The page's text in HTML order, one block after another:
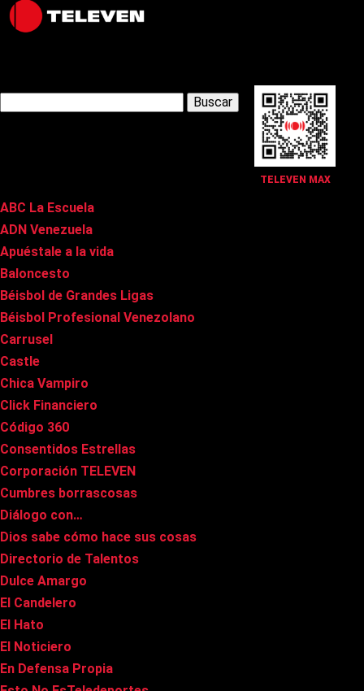
TELEVEN MAX
Latest Posts
ABC La Escuela
ADN Venezuela
Apuéstale a la vida
Baloncesto
Béisbol de Grandes Ligas
Béisbol Profesional Venezolano
Carrusel
Castle
Chica Vampiro
Click Financiero
Código 360
Consentidos Estrellas
Corporación TELEVEN
Cumbres borrascosas
Diálogo con…
Dios sabe cómo hace sus cosas
Directorio de Talentos
Dulce Amargo
El Candelero
El Hato
El Noticiero
En Defensa Propia